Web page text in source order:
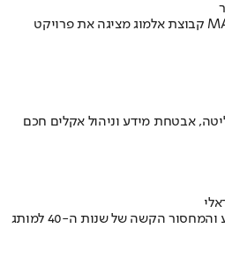
קבוצת אלמוג מציגה את פרויקט MALA: מגדלי הפרימיום האחרונים
אבטחת מידע וניהול אקלים חכם
איך אסם הפכה את תקופת הצנע והמחסור הקשה של שנות ה-40 למותג